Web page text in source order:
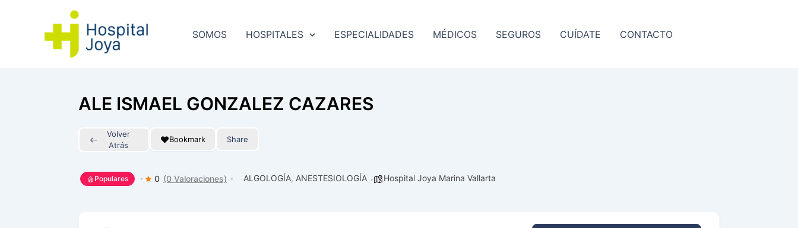
SOMOS HOSPITALES ESPECIALIDADES MÉDICOS SEGUROS CUÍDATE CONTACTO
ALE ISMAEL GONZALEZ CAZARES
Volver
Atrás
Bookmark Share
Populares 0 (0 Valoraciones) ALGOLOGÍA, ANESTESIOLOGÍA Hospital Joya Marina Vallarta